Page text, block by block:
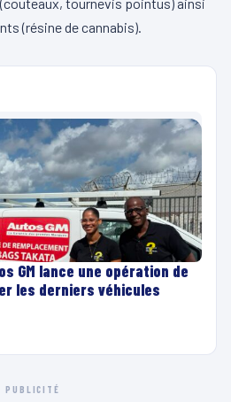
(résine de cannabis).
GM lance une opération de
les derniers véhicules
PUBLICITÉ